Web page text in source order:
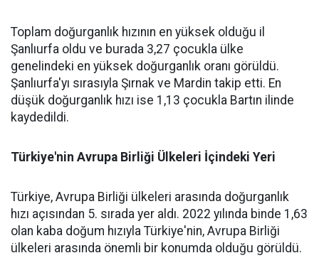
Toplam doğurganlık hızının en yüksek olduğu il
Şanlıurfa oldu ve burada 3,27 çocukla ülke
genelindeki en yüksek doğurganlık oranı görüldü.
Şanlıurfa'yı sırasıyla Şırnak ve Mardin takip etti. En
düşük doğurganlık hızı ise 1,13 çocukla Bartın ilinde
kaydedildi.
Türkiye'nin Avrupa Birliği Ülkeleri İçindeki Yeri
Türkiye, Avrupa Birliği ülkeleri arasında doğurganlık
hızı açısından 5. sırada yer aldı. 2022 yılında binde 1,63
olan kaba doğum hızıyla Türkiye'nin, Avrupa Birliği
ülkeleri arasında önemli bir konumda olduğu görüldü.